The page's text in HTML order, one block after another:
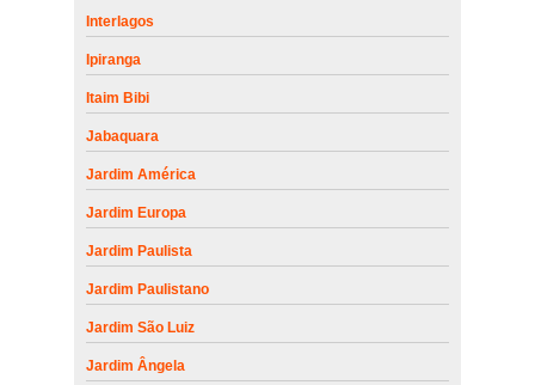
Interlagos
Ipiranga
Itaim Bibi
Jabaquara
Jardim América
Jardim Europa
Jardim Paulista
Jardim Paulistano
Jardim São Luiz
Jardim Ângela